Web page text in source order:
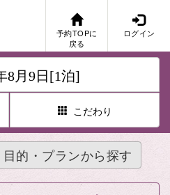
予約TOPに
戻る
ログイン
8月9日[1泊]
こだわり
目的・プランから探す